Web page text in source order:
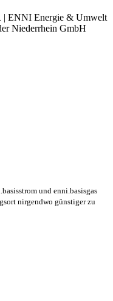
| ENNI Energie & Umwelt
Niederrhein GmbH
und enni.basisgas
nirgendwo günstiger zu